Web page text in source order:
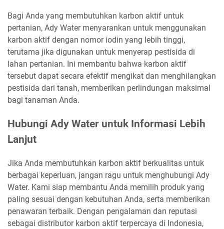
Bagi Anda yang membutuhkan karbon aktif untuk
pertanian, Ady Water menyarankan untuk menggunakan
karbon aktif dengan nomor iodin yang lebih tinggi,
terutama jika digunakan untuk menyerap pestisida di
lahan pertanian. Ini membantu bahwa karbon aktif
tersebut dapat secara efektif mengikat dan menghilangkan
pestisida dari tanah, memberikan perlindungan maksimal
bagi tanaman Anda.
Hubungi Ady Water untuk Informasi Lebih
Lanjut
Jika Anda membutuhkan karbon aktif berkualitas untuk
berbagai keperluan, jangan ragu untuk menghubungi Ady
Water. Kami siap membantu Anda memilih produk yang
paling sesuai dengan kebutuhan Anda, serta memberikan
penawaran terbaik. Dengan pengalaman dan reputasi
sebagai distributor karbon aktif terpercaya di Indonesia,